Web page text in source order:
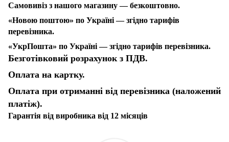
Самовивіз з нашого магазину — безкоштовно.
«Новою поштою» по Україні — згідно тарифів
перевізника.
«УкрПошта» по Україні — згідно тарифів перевізника.
Безготівковий розрахунок з ПДВ.
Оплата на картку.
Оплата при отриманні від перевізника (наложений
платіж).
Гарантія від виробника від 12 місяців